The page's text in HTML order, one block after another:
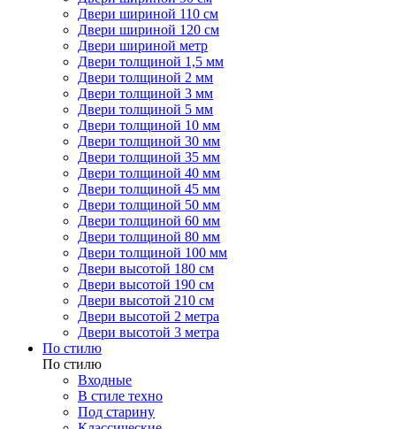
Двери шириной 110 см
Двери шириной 120 см
Двери шириной метр
Двери толщиной 1,5 мм
Двери толщиной 2 мм
Двери толщиной 3 мм
Двери толщиной 5 мм
Двери толщиной 10 мм
Двери толщиной 30 мм
Двери толщиной 35 мм
Двери толщиной 40 мм
Двери толщиной 45 мм
Двери толщиной 50 мм
Двери толщиной 60 мм
Двери толщиной 80 мм
Двери толщиной 100 мм
Двери высотой 180 см
Двери высотой 190 см
Двери высотой 210 см
Двери высотой 2 метра
Двери высотой 3 метра
По стилю
По стилю
Входные
В стиле техно
Под старину